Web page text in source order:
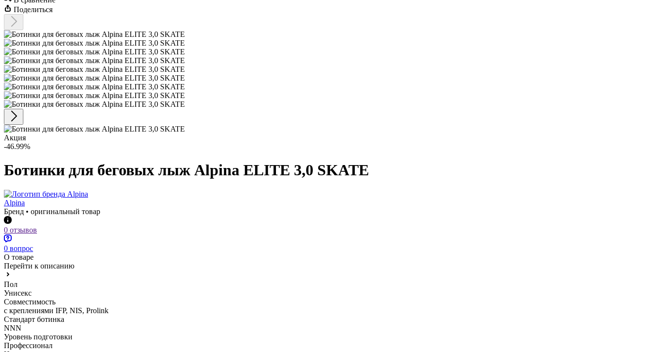
Поделиться
Акция
-46.99%
Ботинки для беговых лыж Alpina ELITE 3,0 SKATE
Alpina
Бренд • оригинальный товар
0 отзывов
0 вопрос
О товаре
Перейти к описанию
Пол
Унисекс
Совместимость
с креплениями IFP, NIS, Prolink
Стандарт ботинка
NNN
Уровень подготовки
Профессионал